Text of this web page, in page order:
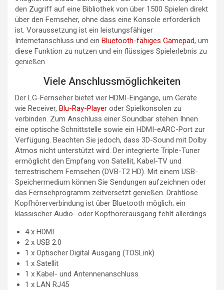
den Zugriff auf eine Bibliothek von über 1500 Spielen direkt
über den Fernseher, ohne dass eine Konsole erforderlich
ist. Voraussetzung ist ein leistungsfähiger
Internetanschluss und ein Bluetooth-fähiges Gamepad, um
diese Funktion zu nutzen und ein flüssiges Spielerlebnis zu
genießen.
Viele Anschlussmöglichkeiten
Der LG-Fernseher bietet vier HDMI-Eingänge, um Geräte
wie Receiver, Blu-Ray-Player oder Spielkonsolen zu
verbinden. Zum Anschluss einer Soundbar stehen Ihnen
eine optische Schnittstelle sowie ein HDMI-eARC-Port zur
Verfügung. Beachten Sie jedoch, dass 3D-Sound mit Dolby
Atmos nicht unterstützt wird. Der integrierte Triple-Tuner
ermöglicht den Empfang von Satellit, Kabel-TV und
terrestrischem Fernsehen (DVB-T2 HD). Mit einem USB-
Speichermedium können Sie Sendungen aufzeichnen oder
das Fernsehprogramm zeitversetzt genießen. Drahtlose
Kopfhörerverbindung ist über Bluetooth möglich; ein
klassischer Audio- oder Kopfhörerausgang fehlt allerdings.
4 x HDMI
2 x USB 2.0
1 x Optischer Digital Ausgang (TOSLink)
1 x Satellit
1 x Kabel- und Antennenanschluss
1 x LAN RJ45